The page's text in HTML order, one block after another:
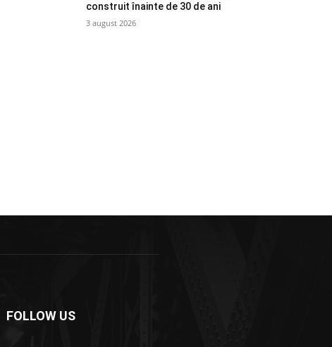
construit înainte de 30 de ani
3 august 2026
FOLLOW US